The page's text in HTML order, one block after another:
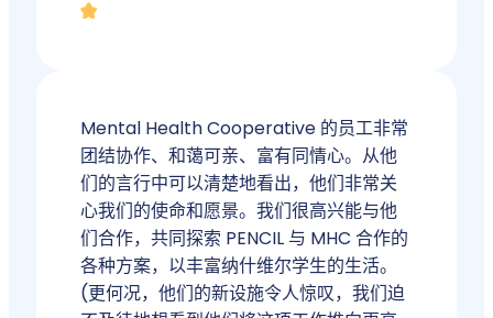
Mental Health Cooperative 的员工非常
团结协作、和蔼可亲、富有同情心。从他
们的言行中可以清楚地看出，他们非常关
心我们的使命和愿景。我们很高兴能与他
们合作，共同探索 PENCIL 与 MHC 合作的
各种方案，以丰富纳什维尔学生的生活。
(更何况，他们的新设施令人惊叹，我们迫